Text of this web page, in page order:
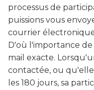
processus de
puissions vous
courrier
D'où l'importance
mail exacte.
contactée, ou
les 180 jours, sa